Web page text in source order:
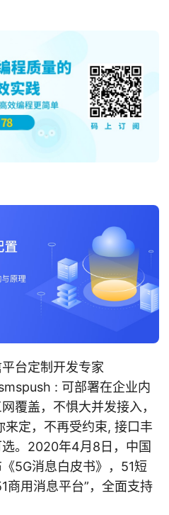
台定制开发专家
: 可部署在企业内
覆盖，不惧大并发接入，
定，不再受约束, 接口丰
。2020年4月8日，中国
5G消息白皮书》，51短
商用消息平台”，全面支持